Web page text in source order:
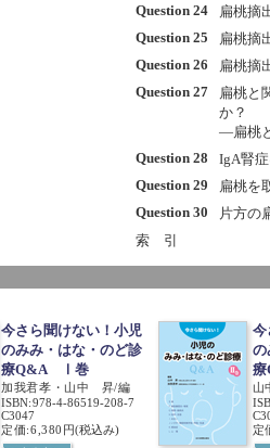
Question 24
扁桃摘
Question 25
扁桃摘
Question 26
扁桃摘
Question 27
扁桃と
か？
―扁桃
Question 28
IgA腎
Question 29
扁桃を
Question 30
片方の
索 引
今さら聞けない！小児
のみみ・はな・のど診
療Q&A Ⅰ巻
加我君孝・山中 昇/編
ISBN:978-4-86519-208-7
C3047
定価:6,380円(税込み)
今
の
山
定